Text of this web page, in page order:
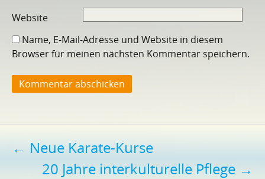
Website
Name, E-Mail-Adresse und Website in diesem
Browser für meinen nächsten Kommentar speichern.
Beitragsnavigation
← Neue Karate-Kurse
20 Jahre interkulturelle Pflege →